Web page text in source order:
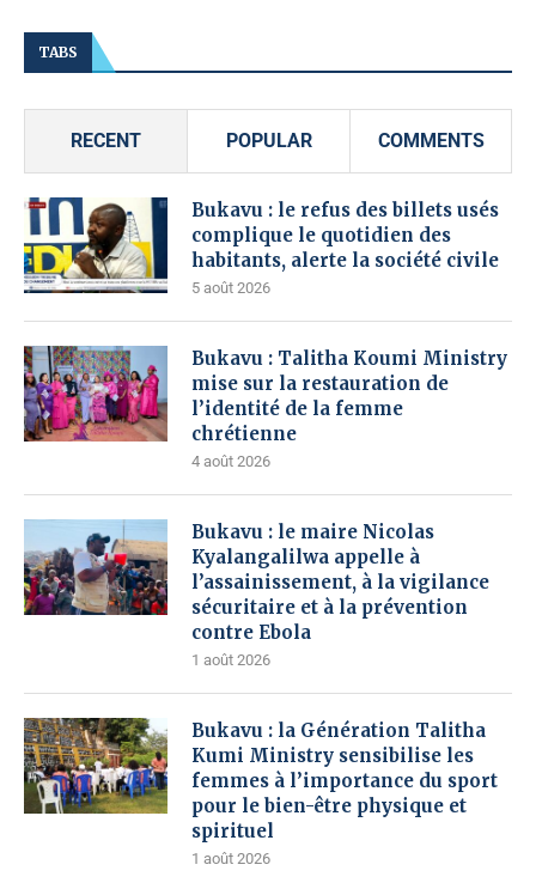
TABS
RECENT POPULAR COMMENTS
Bukavu : le refus des billets usés
complique le quotidien des
habitants, alerte la société civile
5 août 2026
Bukavu : Talitha Koumi Ministry
mise sur la restauration de
l’identité de la femme
chrétienne
4 août 2026
Bukavu : le maire Nicolas
Kyalangalilwa appelle à
l’assainissement, à la vigilance
sécuritaire et à la prévention
contre Ebola
1 août 2026
Bukavu : la Génération Talitha
Kumi Ministry sensibilise les
femmes à l’importance du sport
pour le bien-être physique et
spirituel
1 août 2026